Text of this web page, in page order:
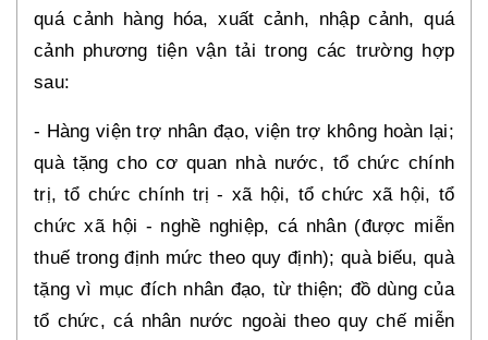
quá cảnh hàng hóa, xuất cảnh, nhập cảnh, quá
cảnh phương tiện vận tải trong các trường hợp
sau:
- Hàng viện trợ nhân đạo, viện trợ không hoàn lại;
quà tặng cho cơ quan nhà nước, tổ chức chính
trị, tổ chức chính trị - xã hội, tổ chức xã hội, tổ
chức xã hội - nghề nghiệp, cá nhân (được miễn
thuế trong định mức theo quy định); quà biếu, quà
tặng vì mục đích nhân đạo, từ thiện; đồ dùng của
tổ chức, cá nhân nước ngoài theo quy chế miễn